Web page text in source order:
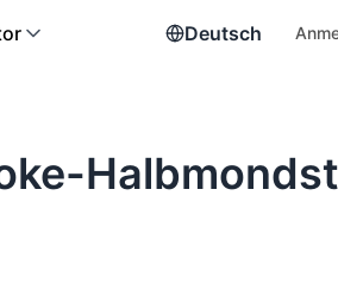
Deutsch